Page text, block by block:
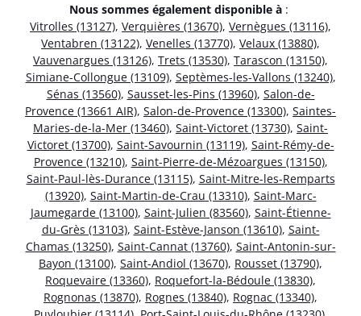
Nous sommes également disponible à :
Vitrolles (13127), Verquières (13670), Vernègues (13116),
Ventabren (13122), Venelles (13770), Velaux (13880),
Vauvenargues (13126), Trets (13530), Tarascon (13150),
Simiane-Collongue (13109), Septèmes-les-Vallons (13240),
Sénas (13560), Sausset-les-Pins (13960), Salon-de-
Provence (13661 AIR), Salon-de-Provence (13300), Saintes-
Maries-de-la-Mer (13460), Saint-Victoret (13730), Saint-
Victoret (13700), Saint-Savournin (13119), Saint-Rémy-de-
Provence (13210), Saint-Pierre-de-Mézoargues (13150),
Saint-Paul-lès-Durance (13115), Saint-Mitre-les-Remparts
(13920), Saint-Martin-de-Crau (13310), Saint-Marc-
Jaumegarde (13100), Saint-Julien (83560), Saint-Étienne-
du-Grès (13103), Saint-Estève-Janson (13610), Saint-
Chamas (13250), Saint-Cannat (13760), Saint-Antonin-sur-
Bayon (13100), Saint-Andiol (13670), Rousset (13790),
Roquevaire (13360), Roquefort-la-Bédoule (13830),
Rognonas (13870), Rognes (13840), Rognac (13340),